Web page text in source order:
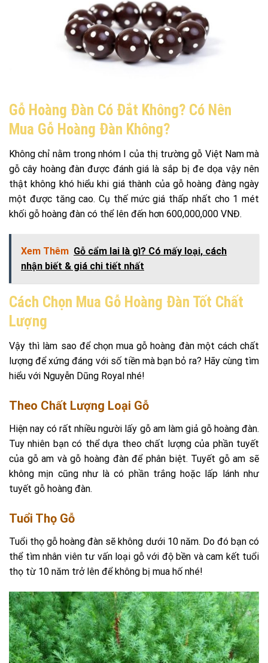
Gỗ Hoàng Đàn Có Đắt Không? Có Nên
Mua Gỗ Hoàng Đàn Không?
Không chỉ nằm trong nhóm I của thị trường gỗ Việt Nam mà
gỗ cây hoàng đàn được đánh giá là sắp bị đe dọa vậy nên
thật không khó hiểu khi giá thành của gỗ hoàng đàng ngày
một được tăng cao. Cụ thế mức giá thấp nhất cho 1 mét
khối gỗ hoàng đàn có thể lên đến hơn 600,000,000 VNĐ.
Xem Thêm Gỗ cẩm lai là gì? Có mấy loại, cách
nhận biết & giá chi tiết nhất
Cách Chọn Mua Gỗ Hoàng Đàn Tốt Chất
Lượng
Vậy thì làm sao để chọn mua gỗ hoàng đàn một cách chất
lượng để xứng đáng với số tiền mà bạn bỏ ra? Hãy cùng tìm
hiểu với Nguyễn Dũng Royal nhé!
Theo Chất Lượng Loại Gỗ
Hiện nay có rất nhiều người lấy gỗ am làm giả gỗ hoàng đàn.
Tuy nhiên bạn có thể dựa theo chất lượng của phần tuyết
của gỗ am và gỗ hoàng đàn để phân biệt. Tuyết gỗ am sẽ
không mịn cũng như là có phần trắng hoặc lấp lánh như
tuyết gỗ hoàng đàn.
Tuổi Thọ Gỗ
Tuổi thọ gỗ hoàng đàn sẽ không dưới 10 năm. Do đó bạn có
thể tìm nhân viên tư vấn loại gỗ với độ bền và cam kết tuổi
thọ từ 10 năm trở lên để không bị mua hố nhé!